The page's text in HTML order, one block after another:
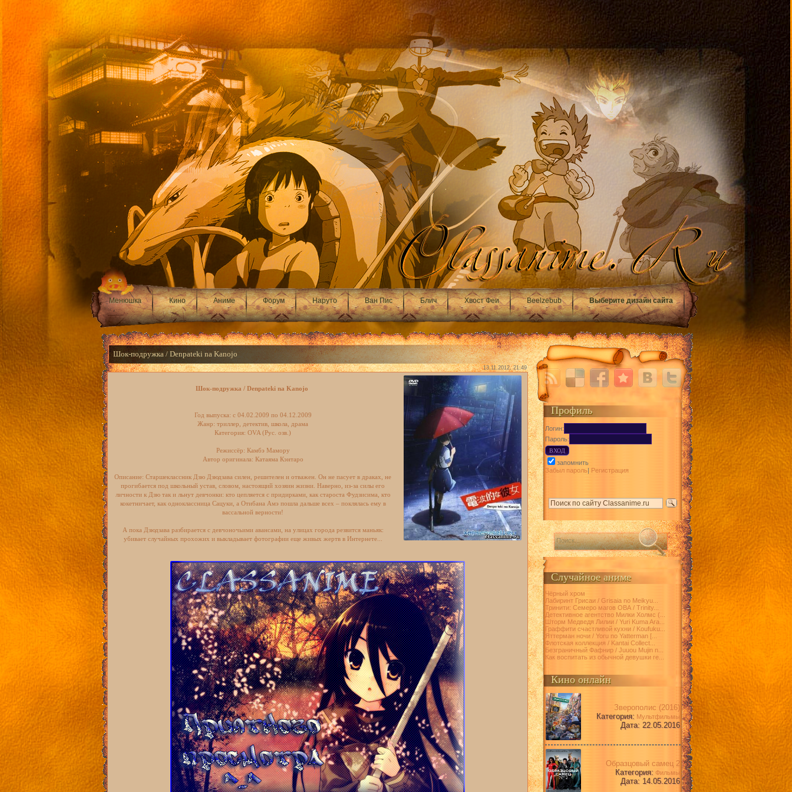
Менюшка Кино Аниме Форум Наруто Ван Пис Блич Хвост Феи Beelzebub Выберите дизайн сайта
Шок-подружка / Denpateki na Kanojo
13.11.2012, 21:49
Шок-подружка / Denpateki na Kanojo
Год выпуска: c 04.02.2009 по 04.12.2009
Жанр: триллер, детектив, школа, драма
Категория: OVA (Рус. озв.)
Режиссёр: Камбэ Мамору
Автор оригинала: Катаяма Кэнтаро
Описание: Старшеклассник Дзю Дзюдзава силен, решителен и отважен. Он не пасует в драках, не
прогибается под школьный устав, словом, настоящий хозяин жизни. Наверно, из-за силы его
личности к Дзю так и льнут девчонки: кто цепляется с придирками, как староста Фудзисима, кто
кокетничает, как одноклассница Сацуки, а Отибана Амэ пошла дальше всех – поклялась ему в
вассальной верности!
А пока Дзюдзава разбирается с девчоночьими авансами, на улицах города резвится маньяк:
убивает случайных прохожих и выкладывает фотографии еще живых жертв в Интернете...
Профиль
Логин:
Пароль:
запомнить
Забыл пароль| Регистрация
Случайное аниме
Чёрный хром
Лабиринт Грисаи / Grisaia no Meikyu...
Тринити: Семеро магов ОВА / Trinity...
Детективное агентство Милки Холмс (...
Шторм Медведя Лилии / Yuri Kuma Ara...
Граффити счастливой кухни / Koufuku...
Яттерман ночи / Yoru no Yatterman [...
Флотская коллекция / Kantai Collect...
Безграничный Фафнир / Juuou Mujin n...
Как воспитать из обычной девушки ге...
Кино онлайн
Зверополис (2016)
Категория: Мультфильмы
Дата: 22.05.2016
Образцовый самец 2
Категория: Фильмы
Дата: 14.05.2016